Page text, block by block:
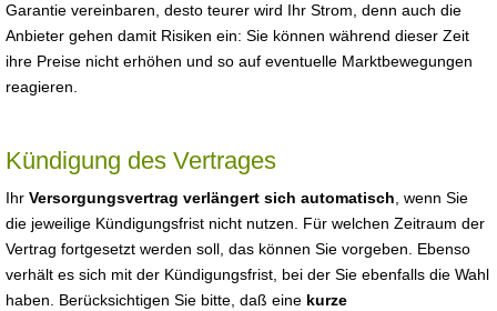
Garantie vereinbaren, desto teurer wird Ihr Strom, denn auch die
Anbieter gehen damit Risiken ein: Sie können während dieser Zeit
ihre Preise nicht erhöhen und so auf eventuelle Marktbewegungen
reagieren.
Kündigung des Vertrages
Ihr Versorgungsvertrag verlängert sich automatisch , wenn Sie
die jeweilige Kündigungsfrist nicht nutzen. Für welchen Zeitraum der
Vertrag fortgesetzt werden soll, das können Sie vorgeben. Ebenso
verhält es sich mit der Kündigungsfrist, bei der Sie ebenfalls die Wahl
haben. Berücksichtigen Sie bitte, daß eine kurze